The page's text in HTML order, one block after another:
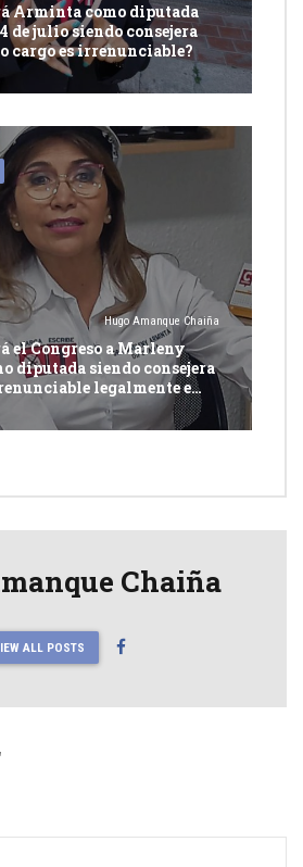
Arminta como diputada
de julio siendo consejera
cargo es irrenunciable?
Hugo Amanque Chaiña
el Congreso a Marleny
diputada siendo consejera
legalmente e
otra función pública?
Chaiña
ALL POSTS